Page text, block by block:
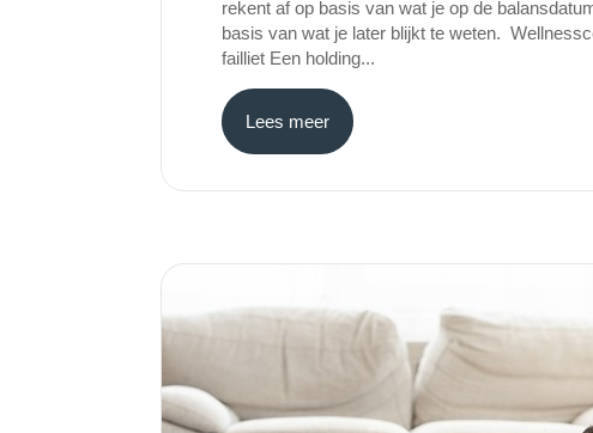
rekent af op basis van wat je op de
basis van wat je later blijkt te weten.
failliet Een holding...
Lees meer